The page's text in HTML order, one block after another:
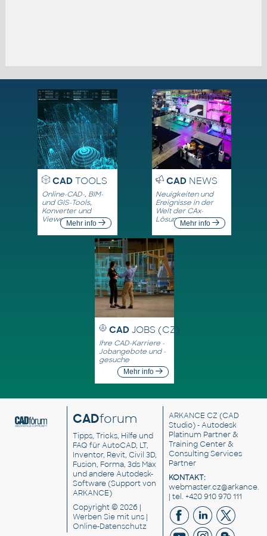
CADTOOLS
Online-CAD-, BIM-
und GIS-Tools,
Konverter und
ViewerMehr info
CADNEWS
Neuigkeiten und
Ereignisse in der
Welt der CAx-
LösungenMehr info
CAD JOBS (CZ)
Ihre CAD-Karriere -
Jobangebote und -
gesuche
Mehr info
CADforum
Tipps, Tricks, Hilfe und
FAQ für AutoCAD, LT,
Inventor, Revit, Civil 3D,
Fusion, Forma, 3ds Max
und andere Autodesk-
Software (Support von
ARKANCE)
Copyright © 2026 |
Werben Siemit uns |
Online-Datenschutz
ARKANCE CZ (CAD
Studio) - Autodesk
Platinum Partner &
Training Center &
Consulting Services
Partner
KONTAKT:
| tel. +420 910 970 111